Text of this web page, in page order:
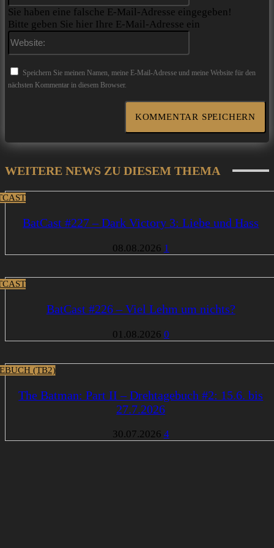
Sie haben eine falsche E-Mail-Adresse eingegeben!
Bitte geben Sie hier Ihre E-Mail-Adresse ein
Speichern Sie meinen Namen, meine E-Mail-Adresse und meine Website für den
nächsten Kommentar in diesem Browser.
WEITERE NEWS ZU DIESEM THEMA
BatCast #227 – Dark Victory 3: Liebe und Hass
08.08.2026 1
BatCast #226 – Viel Lehm um nichts?
01.08.2026 0
(TB2)
The Batman: Part II – Drehtagebuch #2: 15.6. bis
27.7.2026
30.07.2026 4